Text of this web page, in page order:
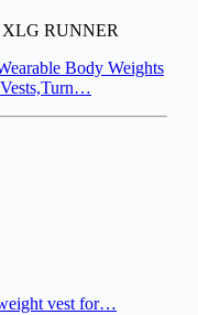
XLG RUNNER
Body Weights
vest for…